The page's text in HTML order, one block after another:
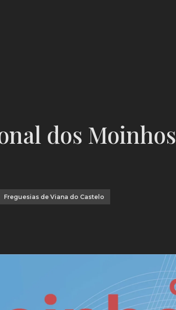
dos Moinhos
Freguesias de Viana do Castelo